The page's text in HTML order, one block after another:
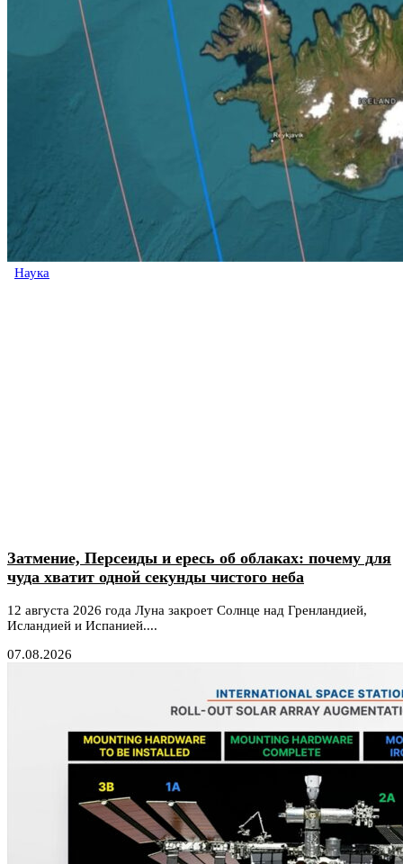
Наука
Затмение, Персеиды и ересь об облаках: почему для
чуда хватит одной секунды чистого неба
12 августа 2026 года Луна закроет Солнце над Гренландией,
Исландией и Испанией....
07.08.2026